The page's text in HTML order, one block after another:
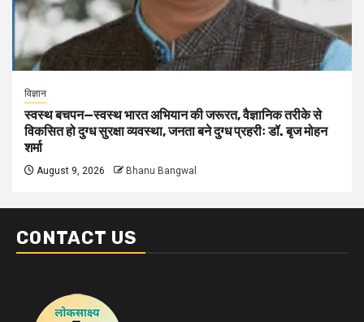
विज्ञान
स्वस्थ बचपन—स्वस्थ भारत अभियान की जरूरत, वैज्ञानिक तरीके से
विकसित हो दुग्ध सुरक्षा व्यवस्था, जनता बने दुग्ध प्रहरीः डॉ. बृज मोहन
शर्मा
August 9, 2026 Bhanu Bangwal
CONTACT US